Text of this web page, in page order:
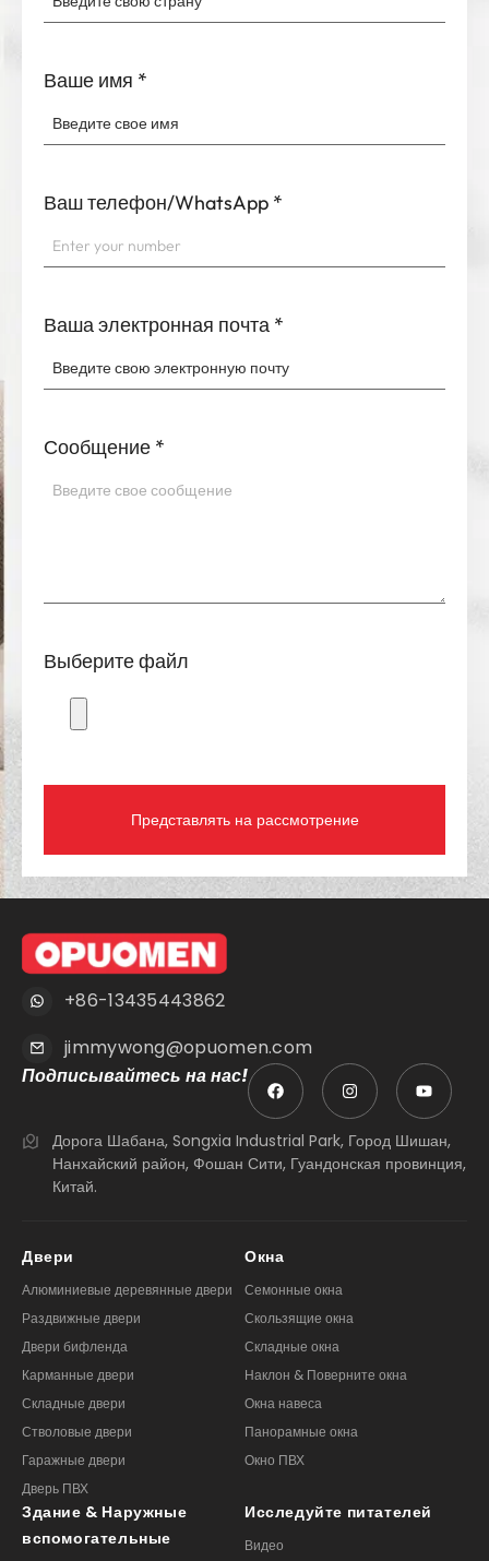
+86-13435443862
Подписывайтесь на нас!
Дорога Шабана, Songxia Industrial Park, Город Шишан,
Нанхайский район, Фошан Сити, Гуандонская провинция,
Китай.
Алюминиевые деревянные двери
Раздвижные двери
Двери бифленда
Карманные двери
Складные двери
Стволовые двери
Гаражные двери
Дверь ПВХ
Семонные окна
Скользящие окна
Складные окна
Наклон & Поверните окна
Окна навеса
Панорамные окна
Окно ПВХ
Здание & Наружные
вспомогательные
системы
Видео
О нас